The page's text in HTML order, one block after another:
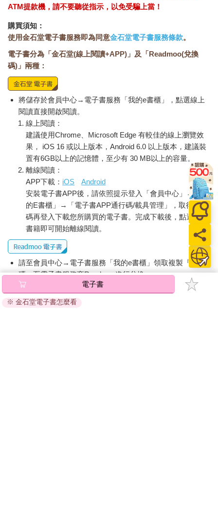
ATM提款機，請不要聽從指示，以免受騙上當！
購買須知：
使用金石堂電子書服務即為同意金石堂電子書服務條款。
電子書分為「金石堂(線上閱讀+APP)」及「Readmoo(兌換
碼)」兩種：
將儲存於會員中心→電子書服務「我的e書櫃」，點選線上
閱讀直接開啟閱讀。
線上閱讀：
建議使用Chrome、Microsoft Edge 有較佳的線上瀏覽效
果， iOS 16 或以上版本，Android 6.0 以上版本，建議裝
置有6GB以上的記憶體，至少有 30 MB以上的容量。
離線閱讀：
APP下載： iOS
Android
安裝電子書APP後，請依照提示登入「會員中心」→「我
的E書櫃」→「電子書APP通行碼/載具管理」，取得通行
碼再登入下載您所購買的電子書。完成下載後，點選任一
書籍即可開始離線閱讀。
請至會員中心→電子書服務「我的e書櫃」領取複製『兌換
碼』至電子書服務商Readmoo進行兌換。
退換貨須知：
因版權保護，您在金石堂所購買的電子書僅能以金石堂專屬
電子書
※ 金石堂電子書怎麼看